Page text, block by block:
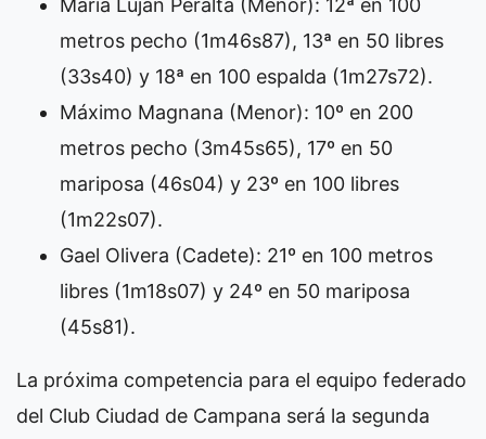
María Luján Peralta (Menor): 12ª en 100
metros pecho (1m46s87), 13ª en 50 libres
(33s40) y 18ª en 100 espalda (1m27s72).
Máximo Magnana (Menor): 10º en 200
metros pecho (3m45s65), 17º en 50
mariposa (46s04) y 23º en 100 libres
(1m22s07).
Gael Olivera (Cadete): 21º en 100 metros
libres (1m18s07) y 24º en 50 mariposa
(45s81).
La próxima competencia para el equipo federado
del Club Ciudad de Campana será la segunda